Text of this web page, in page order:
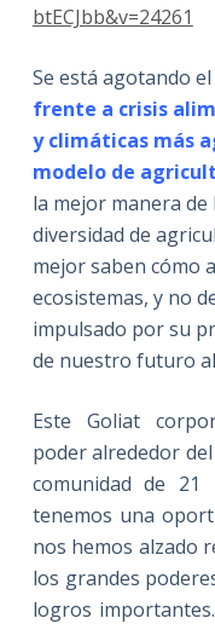
btECJbb&v=24261
Se está agotando
frente a crisis
y climáticas más
modelo de
la mejor manera
diversidad de
mejor saben cómo
ecosistemas, y no
impulsado por su
de nuestro futuro
Este Goliat
poder alrededor
comunidad de 21
tenemos una
nos hemos alzado
los grandes
logros